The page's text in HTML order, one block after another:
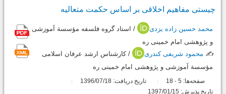
چیستی مفاهیم اخلاقی بر اساس حکمت متعالیه
محمد حسین زاده یزدی
/ استاد گروه فلسفه مؤسسة آموزشی
و پژوهشی امام خمینی ره
✍️ محمود شریفی کندری
/ کارشناس ارشد عرفان اسلامی
مؤسسة آموزشی و پژوهشی امام خمینی ره
صفحه‌ها: 5
-
تاریخ دریافت: 1396/07/18
تاریخ پذیرش: 1397/01/15